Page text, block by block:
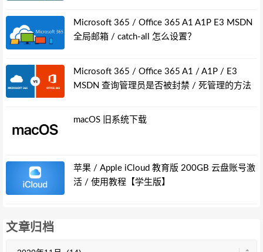
Microsoft 365 / Office 365 A1 A1P E3 MSDN
全局邮箱 / catch-all 怎么设置？
Microsoft 365 / Office 365 A1 / A1P / E3
MSDN 查询管理员是否被封禁 / 死管理的方法
macOS 旧系统下载
苹果 / Apple iCloud 教育版 200GB 云盘账号激
活 / 使用教程【学生版】
文章归档